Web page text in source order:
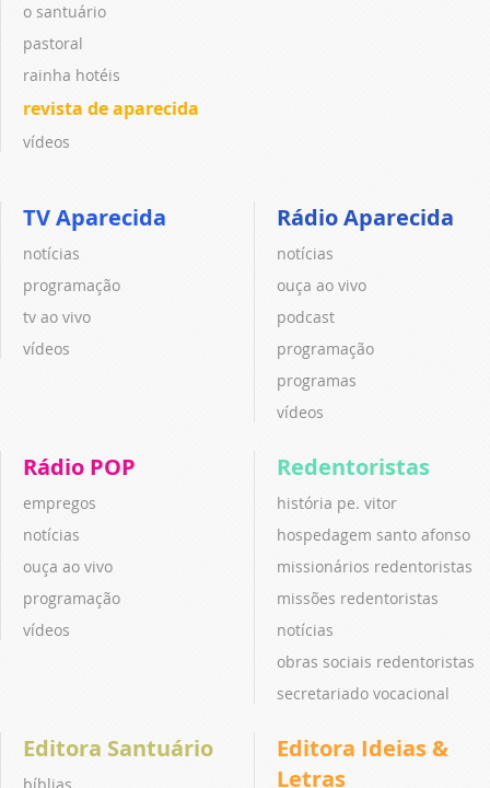
o santuário
pastoral
rainha hotéis
revista de aparecida
vídeos
TV Aparecida
notícias
programação
tv ao vivo
vídeos
Rádio Aparecida
notícias
ouça ao vivo
podcast
programação
programas
vídeos
Rádio POP
empregos
notícias
ouça ao vivo
programação
vídeos
Redentoristas
história pe. vitor
hospedagem santo afonso
missionários redentoristas
missões redentoristas
notícias
obras sociais redentoristas
secretariado vocacional
Editora Santuário
Editora Ideias &
Letras